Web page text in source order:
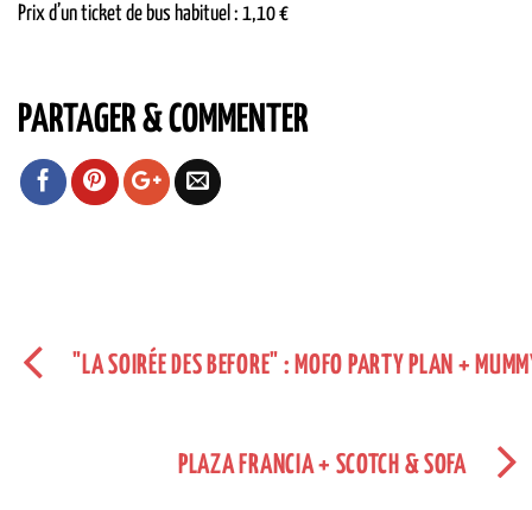
Prix d’un ticket de bus habituel : 1,10 €
PARTAGER & COMMENTER
"LA SOIRÉE DES BEFORE" : MOFO PARTY PLAN +
PLAZA FRANCIA + SCOTCH & SOFA